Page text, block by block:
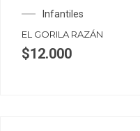
Infantiles
EL GORILA RAZÁN
$12.000